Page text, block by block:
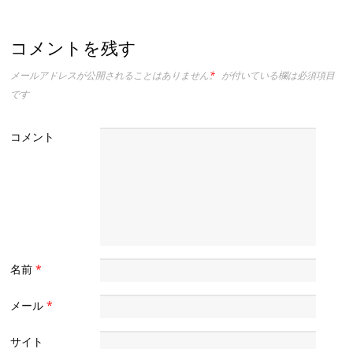
コメントを残す
メールアドレスが公開されることはありません。
* が付いている欄は必須項目
です
コメント
名前*
メール*
サイト